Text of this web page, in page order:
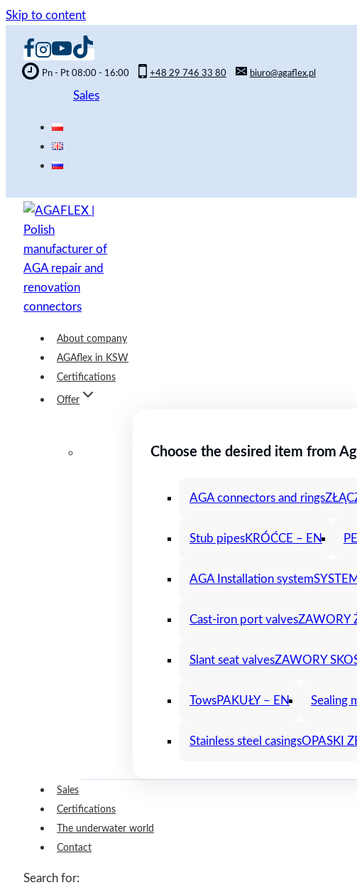
Skip to content
Pn - Pt 08:00 - 16:00 +48 29 746 33 80 biuro@agaflex.pl
Sales
About company
AGAflex in KSW
Certifications
Offer
Choose the desired item from
AGA connectors and rings
Stub pipesKRÓĆCE – EN
AGA Installation system
Cast-iron port valvesZAWORY
Slant seat valvesZAWORY
TowsPAKUŁY – EN Sealing
Stainless steel casingsOPASKI
Sales
Certifications
The underwater world
Contact
Search for: